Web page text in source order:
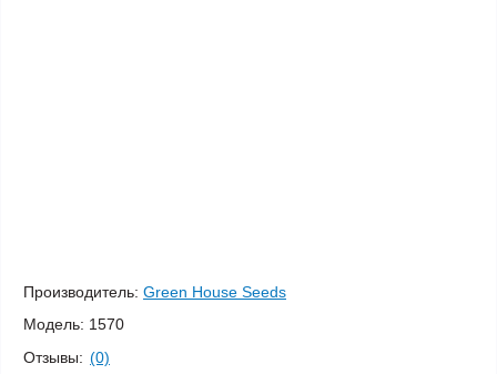
Производитель: Green House Seeds
Модель: 1570
Отзывы: (0)